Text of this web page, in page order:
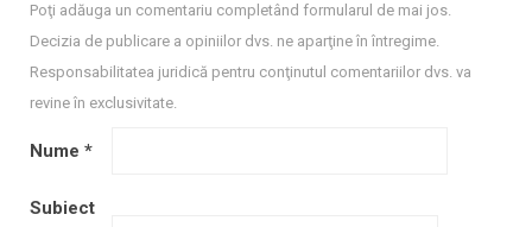
Poţi adăuga un comentariu completând formularul de mai jos.
Decizia de publicare a opiniilor dvs. ne aparţine în întregime.
Responsabilitatea juridică pentru conţinutul comentariilor dvs. va
revine în exclusivitate.
Nume *
Subiect